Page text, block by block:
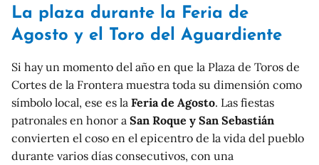
La plaza durante la Feria de
Agosto y el Toro del Aguardiente
Si hay un momento del año en que la Plaza de Toros de
Cortes de la Frontera muestra toda su dimensión como
símbolo local, ese es la Feria de Agosto. Las fiestas
patronales en honor a San Roque y San Sebastián
convierten el coso en el epicentro de la vida del pueblo
durante varios días consecutivos, con una